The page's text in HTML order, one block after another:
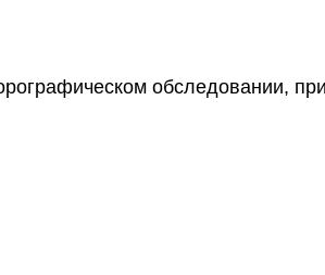
обследовании,